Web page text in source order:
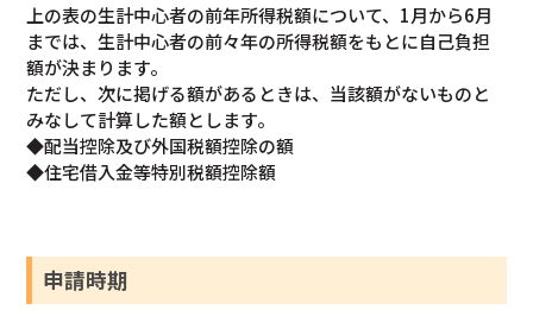
上の表の生計中心者の前年所得税額について、1月から6月
までは、生計中心者の前々年の所得税額をもとに自己負担
額が決まります。
ただし、次に掲げる額があるときは、当該額がないものと
みなして計算した額とします。
◆配当控除及び外国税額控除の額
◆住宅借入金等特別税額控除額
申請時期